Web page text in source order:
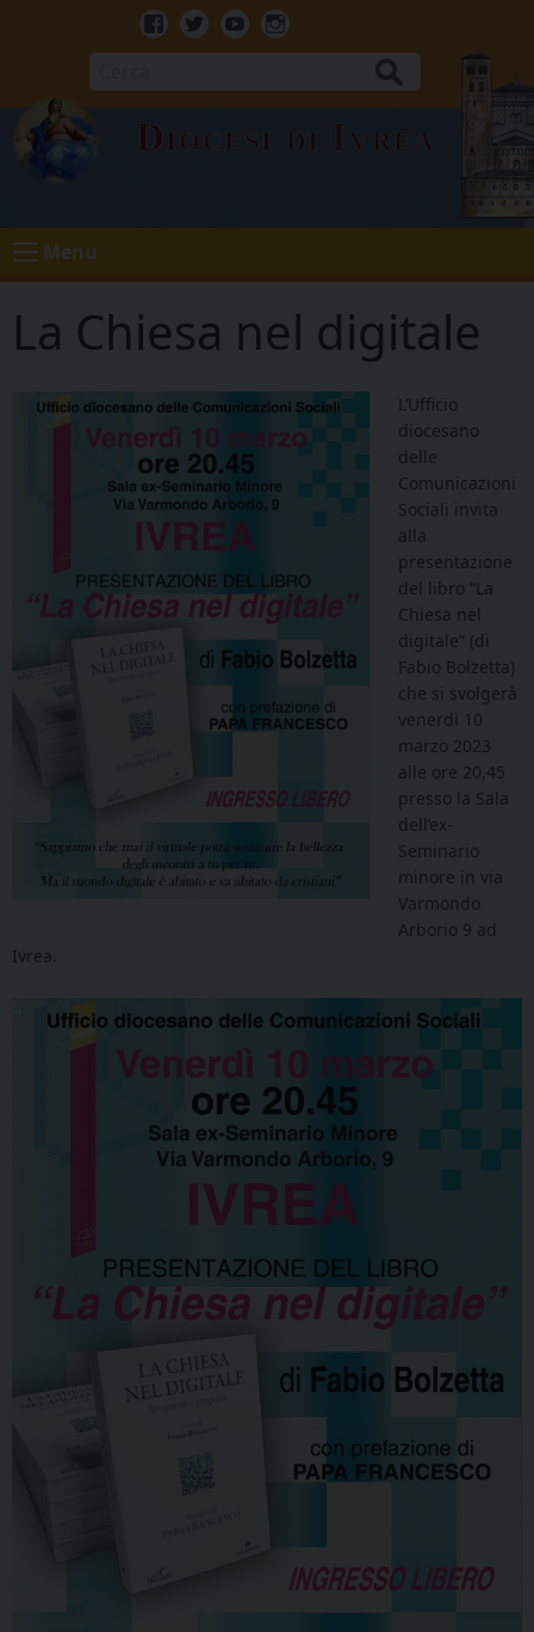
Facebook
TwitterYoutubeInstagram
Diocesi di Ivrea
Menu
La Chiesa nel digitale
L’Ufficio
diocesano
delle
Comunicazioni
Sociali invita
alla
presentazione
del libro “La
Chiesa nel
digitale” (di
Fabio Bolzetta)
che si svolgerà
venerdì 10
marzo 2023
alle ore 20,45
presso la Sala
dell’ex-
Seminario
minore in via
Varmondo
Arborio 9 ad
Ivrea.